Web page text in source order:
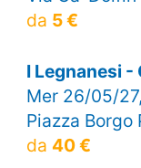
da 5 €
I Legnanesi -
Mer 26/05/27,
Piazza Borgo
da 40 €